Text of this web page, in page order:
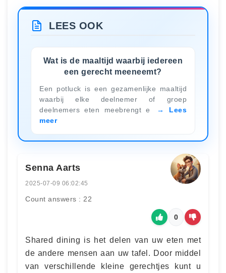
LEES OOK
Wat is de maaltijd waarbij iedereen
een gerecht meeneemt?
Een potluck is een gezamenlijke maaltijd
waarbij elke deelnemer of groep
deelnemers eten meebrengt e
Lees
meer
Senna Aarts
2025-07-09 06:02:45
Count answers : 22
0
Shared dining is het delen van uw eten met
de andere mensen aan uw tafel. Door middel
van verschillende kleine gerechtjes kunt u